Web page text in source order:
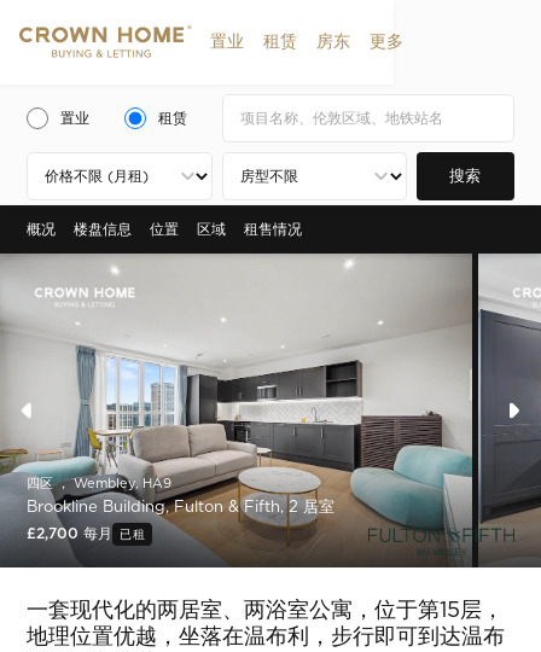
置业 租赁 房东 更多
置业 租赁
搜索
概况 楼盘信息 位置 区域 租售情况
四区 ， Wembley, HA9
Brookline Building, Fulton & Fifth, 2 居室
£2,700 每月 已租
一套现代化的两居室、两浴室公寓，位于第15层，
地理位置优越，坐落在温布利，步行即可到达温布